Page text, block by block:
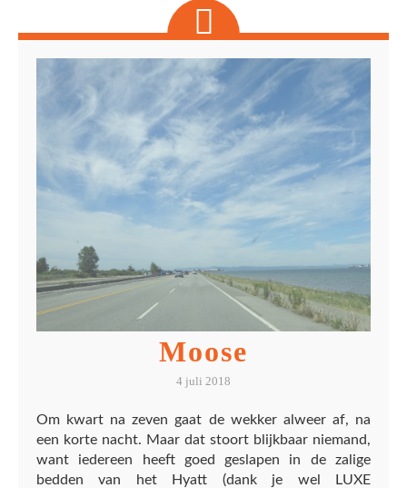
Moose
4 juli 2018
Om kwart na zeven gaat de wekker alweer af, na
een korte nacht. Maar dat stoort blijkbaar niemand,
want iedereen heeft goed geslapen in de zalige
bedden van het Hyatt (dank je wel LUXE